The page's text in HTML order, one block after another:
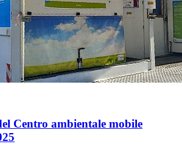
Centro ambientale mobile